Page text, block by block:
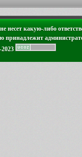
несет какую-либо
принадлежит